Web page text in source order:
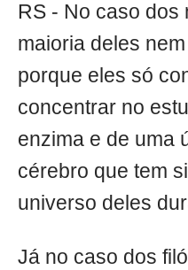
RS - No caso
maioria deles
porque eles só
concentrar no
enzima e de uma
cérebro que tem
universo deles
Já no caso dos